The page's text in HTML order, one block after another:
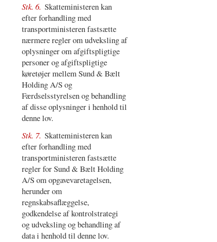
Stk. 6. Skatteministeren kan
efter forhandling med
transportministeren fastsætte
nærmere regler om udveksling af
oplysninger om afgiftspligtige
personer og afgiftspligtige
køretøjer mellem Sund & Bælt
Holding A/S og
Færdselsstyrelsen og behandling
af disse oplysninger i henhold til
denne lov.
Stk. 7. Skatteministeren kan
efter forhandling med
transportministeren fastsætte
regler for Sund & Bælt Holding
A/S om opgavevaretagelsen,
herunder om
regnskabsaflæggelse,
godkendelse af kontrolstrategi
og udveksling og behandling af
data i henhold til denne lov.